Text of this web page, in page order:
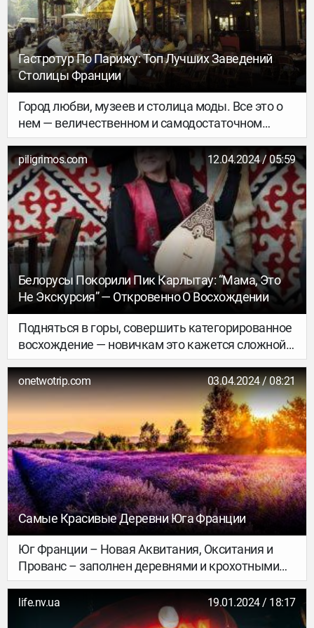
Гастротур По Парижу: Топ Лучших Заведений
Столицы Франции
Город любви, музеев и столица моды. Все это о
нем — величественном и самодостаточном
Париже. В путешествие во французскую столицу
можно отправиться в любой сезон. И вы
наверняка не ошибетесь с выбором, ведь в
каждую пору года город будет разным.
Планируете поехать во Францию летом?
Уверены, что вы уже составили маршрут по
достопримечательностям, предусмотрели
открытие шенгенской визы и даже купили билет
на Олимпийские игры. А вот мы подготовили
гайд с лучшими заведениями. Вы познакомитесь
с изысками национальной кухни и почувствуете
себя местным.
piligrimos.com 12.04.2024 / 05:59
Белорусы Покорили Пик Карлытау: “Мама, Это
Не Экскурсия” — Откровенно О Восхождении
Подняться в горы, совершить категорированное
восхождение — новичкам это кажется сложной
затеей. Но есть и те, кто готов решиться.
Белорусы Маша и Сергей рискнули и покорили
пик Карлытау, высота которого составляет 4170
метров. Они поделились своими ощущениями и
ответили на вопрос: стоит ли это того? Если не
готовы рисковать, то рассмотрите
туристический отдых в горах.
onetwotrip.com 03.04.2024 / 08:21
Самые Красивые Деревни Юга Франции
Юг Франции – Новая Аквитания, Окситания и
Прованс – заполнен деревнями и крохотными
городками со славным прошлым: в них можно
встретить и церкви, созданные великими
мастерами, и фантастические сады, и даже
life.nv.ua 19.01.2024 / 18:17